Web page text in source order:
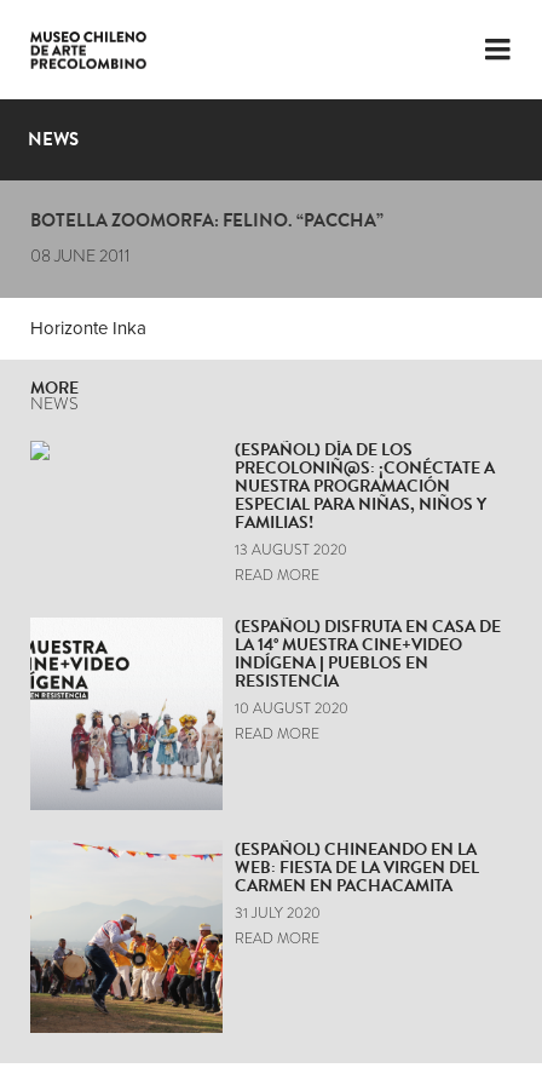
LANGUAGE
PLAN YOUR VISIT
EXHIBITIONS
THE MUSEUM
NEWS
LATEST VIDEOS
NEWS
BOTELLA ZOOMORFA: FELINO. “PACCHA”
08 JUNE 2011
Horizonte Inka
MORE
NEWS
(ESPAÑOL) DÍA DE LOS
PRECOLONIÑ@S: ¡CONÉCTATE A
NUESTRA PROGRAMACIÓN
ESPECIAL PARA NIÑAS, NIÑOS Y
FAMILIAS!
13 AUGUST 2020
READ MORE
(ESPAÑOL) DISFRUTA EN CASA DE
LA 14° MUESTRA CINE+VIDEO
INDÍGENA | PUEBLOS EN
RESISTENCIA
10 AUGUST 2020
READ MORE
(ESPAÑOL) CHINEANDO EN LA
WEB: FIESTA DE LA VIRGEN DEL
CARMEN EN PACHACAMITA
31 JULY 2020
READ MORE